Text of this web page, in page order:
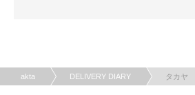
akta DELIVERY DIARY タカヤ